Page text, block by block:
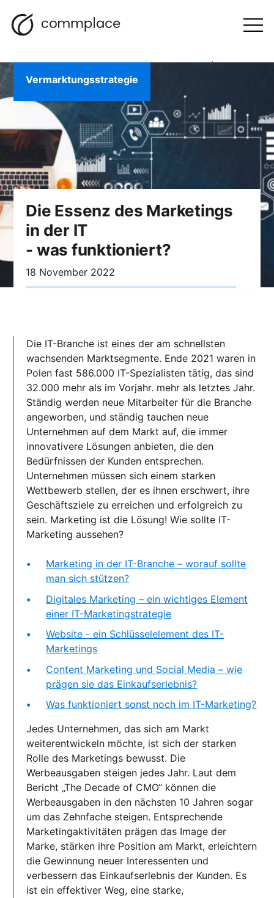
Zum
Inhalt
Navigation
BLOGGEN
Die Essenz des Marketings
in der IT
- was funktioniert?
18 November 2022
Vermarktungsstrategie
Die IT-Branche ist eines der am schnellsten
wachsenden Marktsegmente. Ende 2021 waren in
Polen fast 586.000 IT-Spezialisten tätig, das sind
32.000 mehr als im Vorjahr. mehr als letztes Jahr.
Ständig werden neue Mitarbeiter für die Branche
angeworben, und ständig tauchen neue
Unternehmen auf dem Markt auf, die immer
innovativere Lösungen anbieten, die den
Bedürfnissen der Kunden entsprechen.
Unternehmen müssen sich einem starken
Wettbewerb stellen, der es ihnen erschwert, ihre
Geschäftsziele zu erreichen und erfolgreich zu
sein. Marketing ist die Lösung! Wie sollte IT-
Marketing aussehen?
Marketing in der IT-Branche – worauf sollte
man sich stützen?
Digitales Marketing – ein wichtiges Element
einer IT-Marketingstrategie
Website - ein Schlüsselelement des IT-
Marketings
Content Marketing und Social Media – wie
prägen sie das Einkaufserlebnis?
Was funktioniert sonst noch im IT-Marketing?
Jedes Unternehmen, das sich am Markt
weiterentwickeln möchte, ist sich der starken
Rolle des Marketings bewusst. Die
Werbeausgaben steigen jedes Jahr. Laut dem
Bericht „The Decade of CMO“ können die
Werbeausgaben in den nächsten 10 Jahren sogar
um das Zehnfache steigen. Entsprechende
Marketingaktivitäten prägen das Image der
Marke, stärken ihre Position am Markt, erleichtern
die Gewinnung neuer Interessenten und
verbessern das Einkaufserlebnis der Kunden. Es
ist ein effektiver Weg, eine starke,